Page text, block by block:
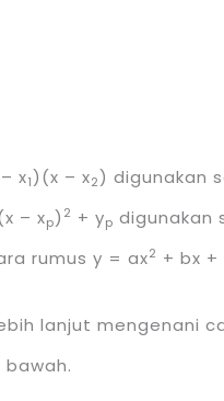
x1)(x – x2) digunakan
– xp) 2 + yp digunakan
rumus y = ax2 + bx
lanjut mengenani